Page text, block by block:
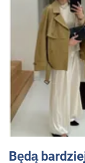
Będą